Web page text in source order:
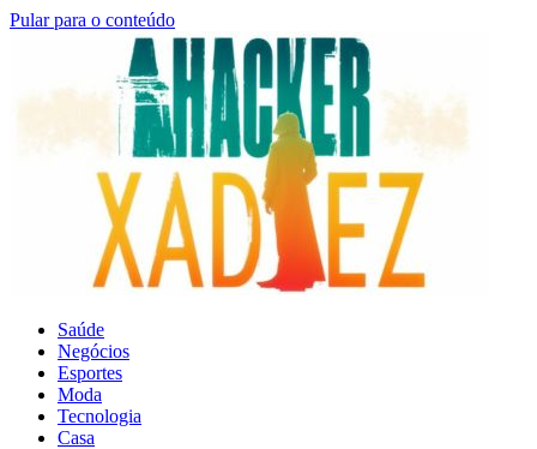
Pular para o conteúdo
Saúde
Negócios
Esportes
Moda
Tecnologia
Casa